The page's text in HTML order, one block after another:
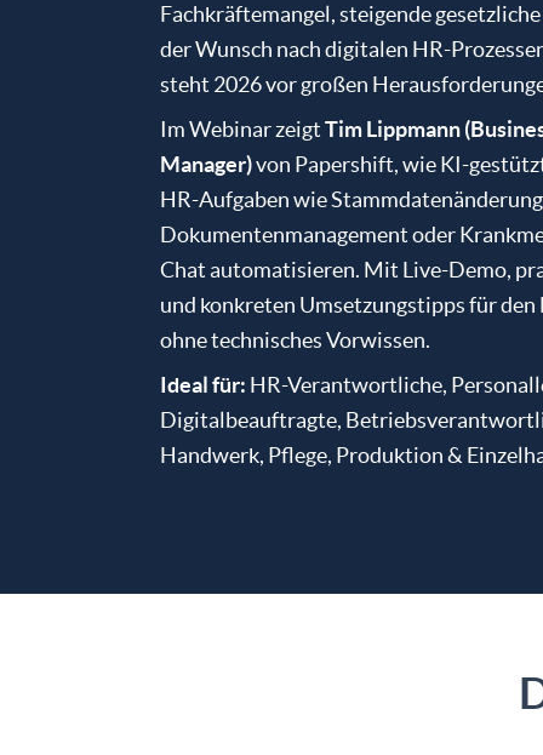
Fachkräftemangel, steigende
der Wunsch nach digitalen HR-
steht 2026 vor großen
Im Webinar zeigtTim Lippmann
Manager)von Papershift, wie KI-
HR-Aufgaben wie
Dokumentenmanagement oder
Chat automatisieren. Mit Live-Demo,
und konkreten Umsetzungstipps für
ohne technisches Vorwissen.
Ideal für: HR-Verantwortliche,
Digitalbeauftragte,
Handwerk, Pflege, Produktion &